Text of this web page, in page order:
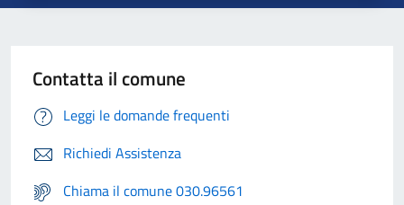
Contatta il comune
Leggi le domande frequenti
Richiedi Assistenza
Chiama il comune 030.96561